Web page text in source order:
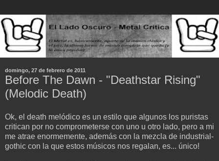
domingo, 27 de febrero de 2011
Before The Dawn - "Deathstar Rising"
(Melodic Death)
Ok, el death melódico es un estilo que algunos los puristas
critican por no comprometerse con uno u otro lado, pero a mi
me atrae enormemente, además con la mezcla de industrial-
gothic con la que estos músicos nos regalan, es... único!